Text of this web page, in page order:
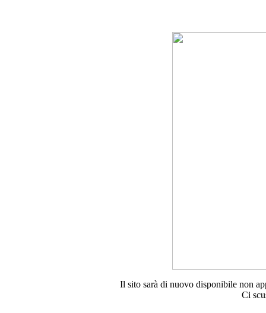
Il sito sarà di nuovo disponibile non
Ci